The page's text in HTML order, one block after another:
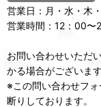
営業日：月・水・木
営業時間：12：00〜
お問い合わせいただ
かる場合がございま
※この問い合わせフ
断りしております。